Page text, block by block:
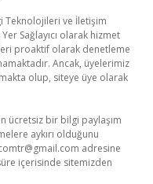
Teknolojileri ve İletişim
Sağlayıcı olarak hizmet
proaktif olarak denetleme
Ancak, üyelerimiz
olup, siteye üye olarak
ücretsiz bir bilgi paylaşım
aykırı olduğunu
adresine
içerisinde sitemizden